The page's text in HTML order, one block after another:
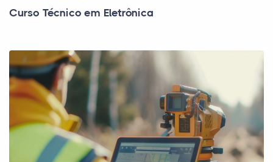
Curso Técnico em Eletrônica